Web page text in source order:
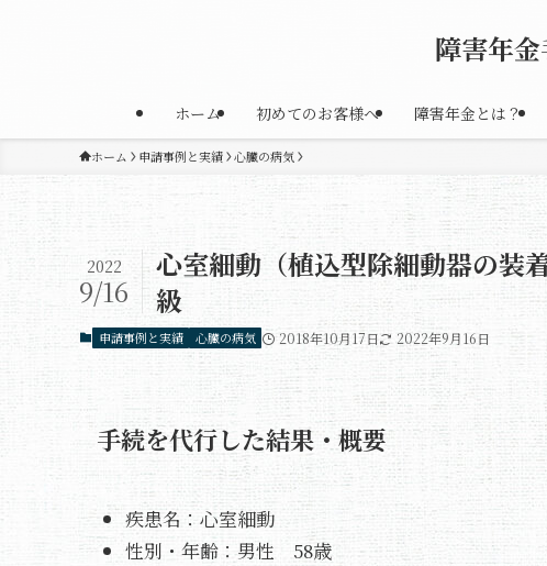
障害年
ホーム 初めてのお客様へ 障害年金とは？
ホーム 申請事例と実績 心臓の病気
心室細動（植込型除細動器の
級
2022
9/16
申請事例と実績 心臓の病気 2018年10月17日 2022年9月16日
手続を代行した結果・概要
疾患名：心室細動
性別・年齢：男性 58歳